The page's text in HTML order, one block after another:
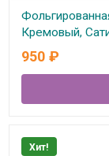
Кремовый,
В наличии
950 ₽
Хит!